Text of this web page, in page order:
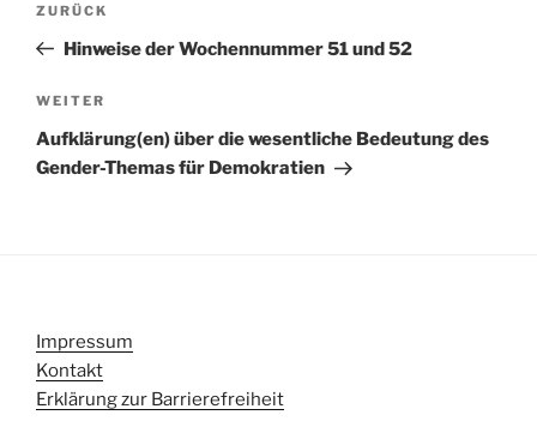
Vorheriger
Beitrag
ZURÜCK
Hinweise der Wochennummer 51 und 52
Nächster
Beitrag
WEITER
Aufklärung(en) über die wesentliche Bedeutung des
Gender-Themas für Demokratien
Impressum
Kontakt
Erklärung zur Barrierefreiheit